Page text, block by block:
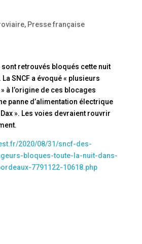
, Presse française
retrouvés bloqués cette nuit
SNCF a évoqué « plusieurs
à l’origine de ces blocages
panne d’alimentation électrique
». Les voies devraient rouvrir
2020/08/31/sncf-des-
bloques-toute-la-nuit-dans-
7791122-10618.php